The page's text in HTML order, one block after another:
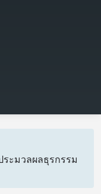
ระมวลผลธุรกรรม